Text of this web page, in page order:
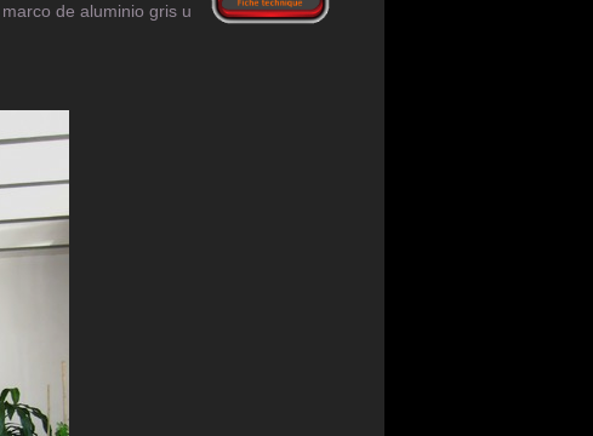
de aluminio gris u